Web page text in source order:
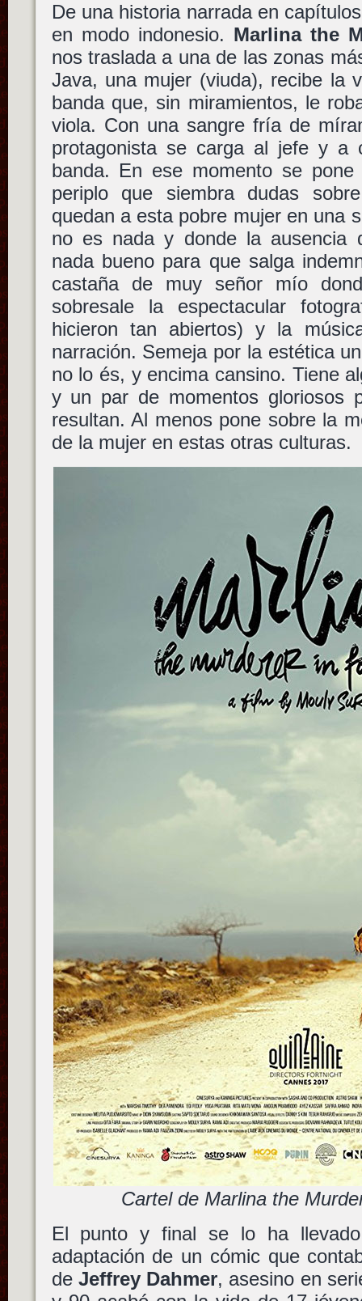
De una historia narrada en
en modo indonesio. Marlina the
nos traslada a una de las zonas
Java, una mujer (viuda), recibe la
banda que, sin miramientos, le
viola. Con una sangre fría de
protagonista se carga al jefe y a
banda. En ese momento se
periplo que siembra dudas
quedan a esta pobre mujer en una
no es nada y donde la ausencia
nada bueno para que salga
castaña de muy señor mío
sobresale la espectacular
hicieron tan abiertos) y la
narración. Semeja por la estética
no lo és, y encima cansino. Tiene
y un par de momentos gloriosos
resultan. Al menos pone sobre la
de la mujer en estas otras culturas.
Cartel de Marlina the
El punto y final se lo ha
adaptación de un cómic que
de Jeffrey Dahmer, asesino en